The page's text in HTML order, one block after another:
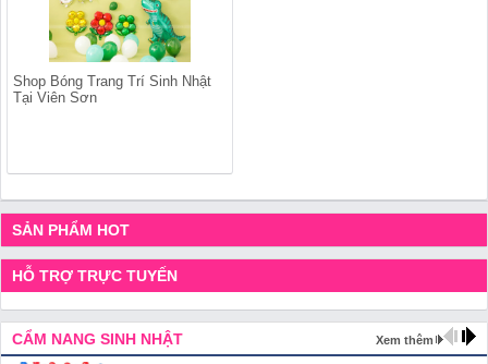
Shop Bóng Trang Trí Sinh Nhật
Tại Viên Sơn
SẢN PHẨM HOT
HỖ TRỢ TRỰC TUYẾN
CẨM NANG SINH NHẬT Xem thêm